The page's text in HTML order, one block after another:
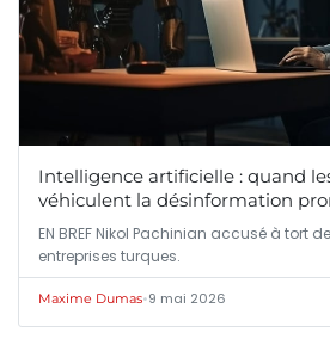
Intelligence artificielle : quand
véhiculent la désinformation
EN BREF Nikol Pachinian accusé à tort
entreprises turques.
Maxime Dumas•9 mai 2026